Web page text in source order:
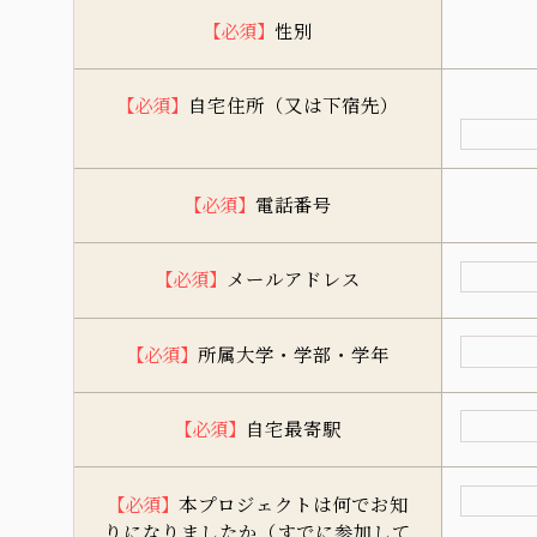
【必須】性別
【必須】 自宅住所（又は下宿先）
【必須】電話番号
【必須】 メールアドレス
【必須】所属大学・学部・学年
【必須】 自宅最寄駅
【必須】本プロジェクトは何でお知
りになりましたか（すでに参加して